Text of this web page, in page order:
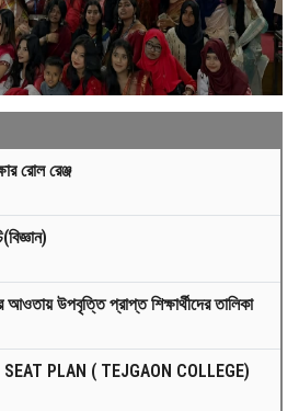
রোল রেঞ্জ
উপবৃত্তি প্রাপ্ত শিক্ষার্থীদের তালিকা
PLAN ( TEJGAON COLLEGE)